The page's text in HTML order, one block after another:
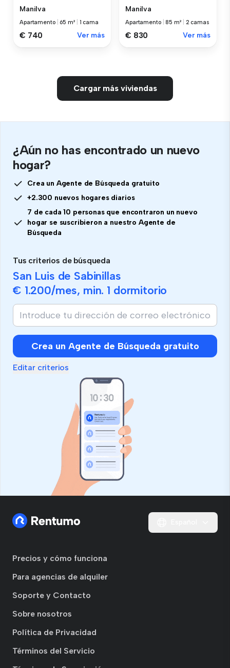
Manilva
Apartamento 65 m² 1 cama
€ 740 Ver más
Manilva
Apartamento |85 m² 2 camas
€ 830 Ver más
Cargar más viviendas
¿Aún no has encontrado un nuevo
hogar?
Crea un Agente de Búsqueda gratuito
+2.300 nuevos hogares diarios
7 de cada 10 personas que encontraron un nuevo
hogar se suscribieron a nuestro Agente de
Búsqueda
Tus criterios de búsqueda
San Luis de Sabinillas
€ 1.200/mes, min. 1 dormitorio
Crea un Agente de Búsqueda gratuito
Editar criterios
Precios y cómo funciona
Para agencias de alquiler
Soporte y Contacto
Sobre nosotros
Política de Privacidad
Términos del Servicio